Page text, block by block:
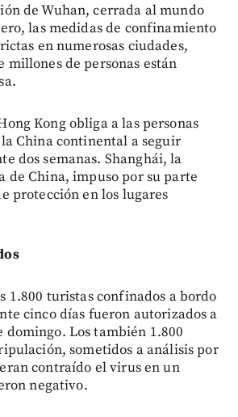
de Wuhan, cerrada al mundo
las medidas de confinamiento
en numerosas ciudades,
millones de personas están
Kong obliga a las personas
China continental a seguir
dos semanas. Shanghái, la
de China, impuso por su parte
protección en los lugares
1.800 turistas confinados a bordo
cinco días fueron autorizados a
domingo. Los también 1.800
sometidos a análisis por
contraído el virus en un
negativo.